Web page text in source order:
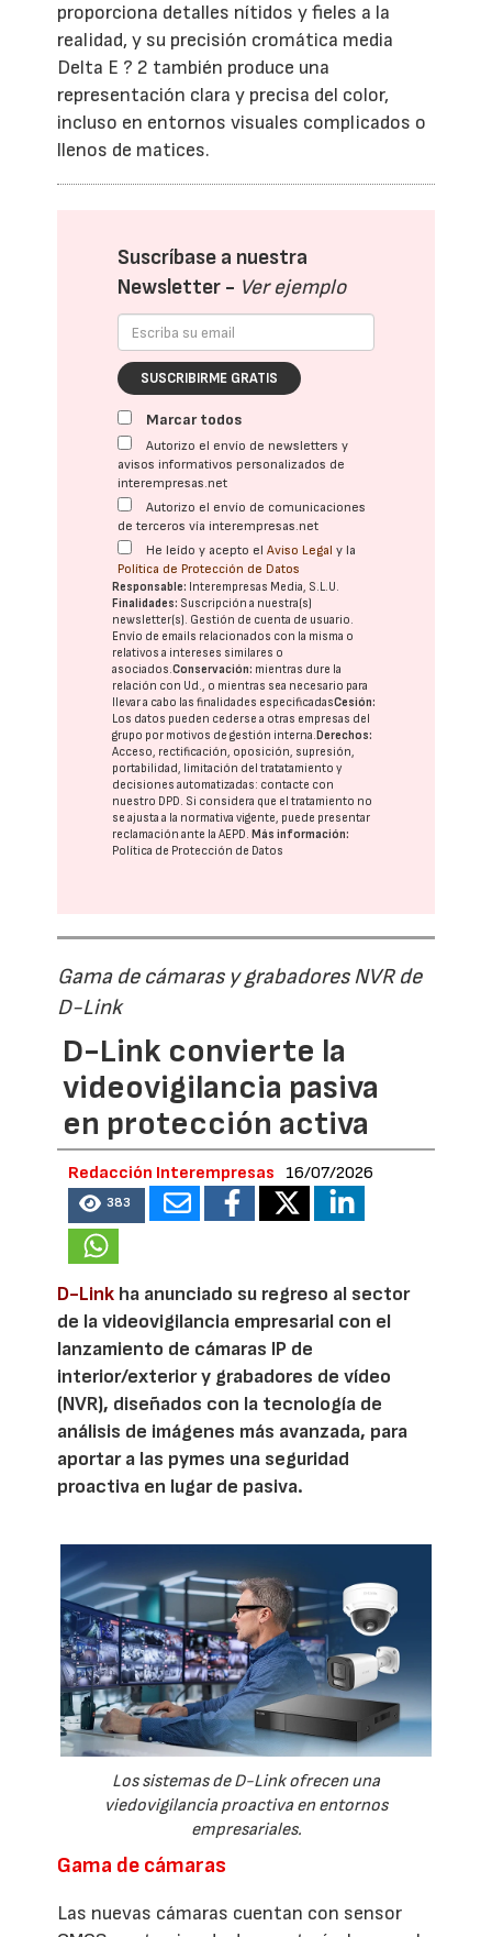
proporciona detalles nítidos y fieles a la
realidad, y su precisión cromática media
Delta E ? 2 también produce una
representación clara y precisa del color,
incluso en entornos visuales complicados o
llenos de matices.
Suscríbase a nuestra
Newsletter - Ver ejemplo
SUSCRIBIRME GRATIS
Marcar todos
Autorizo el envío de newsletters y
avisos informativos personalizados de
interempresas.net
Autorizo el envío de comunicaciones
de terceros vía interempresas.net
He leído y acepto elAviso Legal y la
Política de Protección de Datos
Responsable: Interempresas Media, S.L.U.
Finalidades: Suscripción a nuestra(s)
newsletter(s). Gestión de cuenta de usuario.
Envío de emails relacionados con la misma o
relativos a intereses similares o
asociados.Conservación: mientras dure la
relación con Ud., o mientras sea necesario para
llevar a cabo las finalidades especificadasCesión:
Los datos pueden cederse a otras empresas del
grupo por motivos de gestión interna. Derechos:
Acceso, rectificación, oposición, supresión,
portabilidad, limitación del tratatamiento y
decisiones automatizadas: contacte con
nuestro DPD. Si considera que el tratamiento no
se ajusta a la normativa vigente, puede presentar
reclamación ante laAEPD. Más información:
Política de Protección de Datos
Gama de cámaras y grabadores NVR de
D-Link
D-Link convierte la
videovigilancia pasiva
en protección activa
Redacción Interempresas 16/07/2026
383
D-Link ha anunciado su regreso al sector
de la videovigilancia empresarial con el
lanzamiento de cámaras IP de
interior/exterior y grabadores de vídeo
(NVR), diseñados con la tecnología de
análisis de imágenes más avanzada, para
aportar a las pymes una seguridad
proactiva en lugar de pasiva.
Los sistemas de D-Link ofrecen una
viedovigilancia proactiva en entornos
empresariales.
Gama de cámaras
Las nuevas cámaras cuentan con sensor